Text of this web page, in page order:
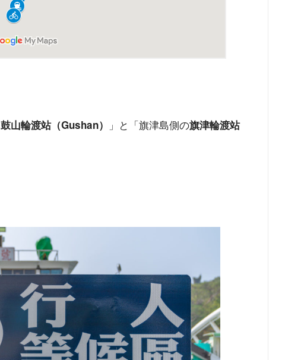
鼓山輪渡站（Gushan） 」と「旗津島側の旗津輪渡站